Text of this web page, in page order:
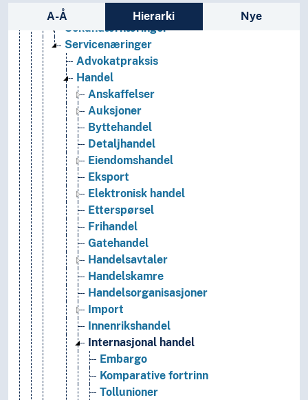
Sidefelt: navigér i vokabularet på ulike
A-Å Hierarki Nye
Primærnæringer
Sekundærnæringer
Servicenæringer
Advokatpraksis
Handel
Anskaffelser
Auksjoner
Byttehandel
Detaljhandel
Eiendomshandel
Eksport
Elektronisk handel
Etterspørsel
Frihandel
Gatehandel
Handelsavtaler
Handelskamre
Handelsorganisasjoner
Import
Innenrikshandel
Internasjonal handel
Embargo
Komparative fortrinn
Tollunioner